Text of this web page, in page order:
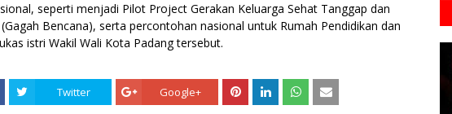
seperti menjadi Pilot Project Gerakan Keluarga Sehat Tanggap dan
Bencana), serta percontohan nasional untuk Rumah Pendidikan dan
istri Wakil Wali Kota Padang tersebut.
Twitter Google+